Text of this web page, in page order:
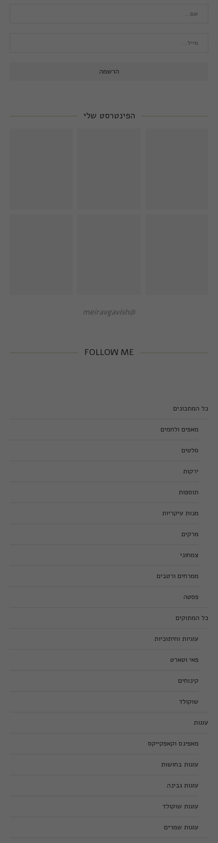
הפינטרסט שלי
@meiravgavish
FOLLOW ME
כל המתכונים
מאפים ולחמים
סלטים
ירקות
תוספות
מנות עיקריות
מרקים
צמחוני
ממרחים ורטבים
פסטה
כל המתוקים
עוגיות וחיתוכיות
פאי וטארט
קינוחים
שוקולד
עוגות
מאפינס וקאפקייקס
עוגות בחושות
עוגות גבינה
עוגות שוקולד
עוגות שמרים